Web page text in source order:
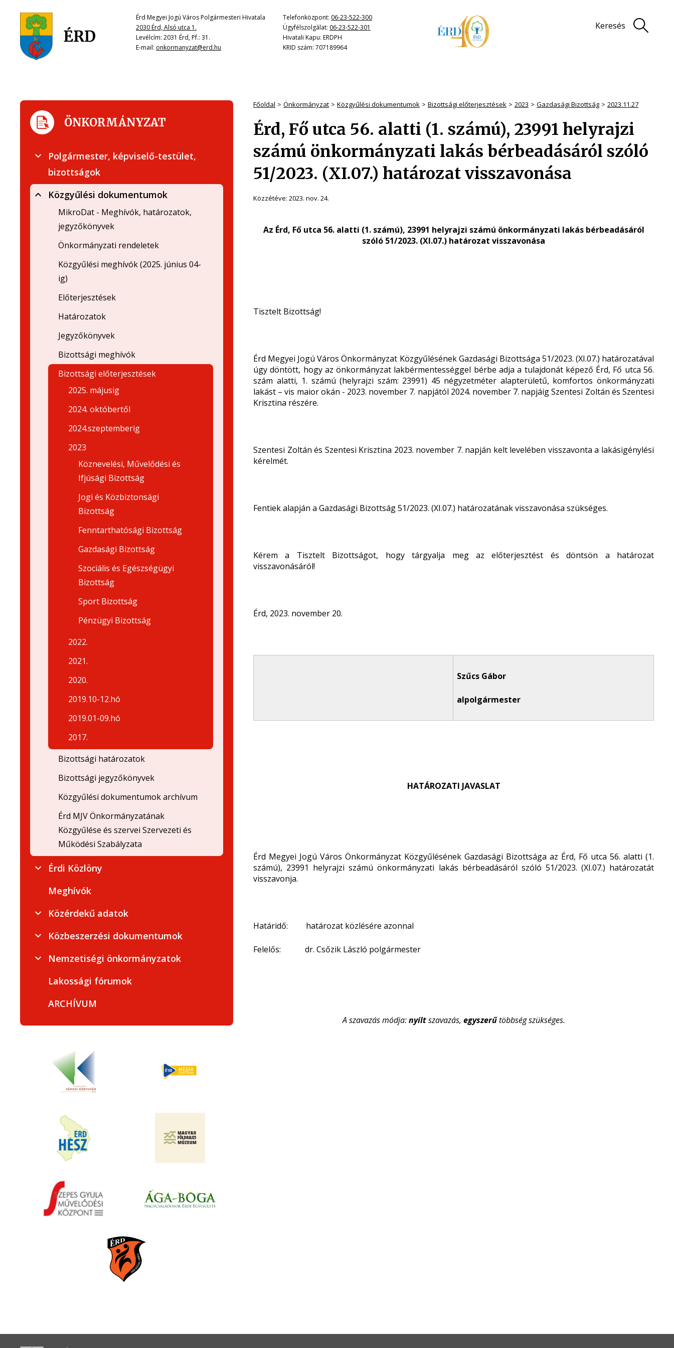
Érd Megyei Jogú Város Polgármesteri Hivatala
2030 Érd, Alsó utca 1.
Levélcím: 2031 Érd, Pf.: 31.
E-mail: onkormanyzat@erd.hu
Telefonközpont: 06-23-522-300
Ügyfélszolgálat: 06-23-522-301
Hivatali Kapu: ERDPH
KRID szám: 707189964
Keresés
Főoldal Önkormányzat Közgyűlési dokumentumok Bizottsági előterjesztések 2023 Gazdasági Bizottság 2023.11.27
Érd, Fő utca 56. alatti (1. számú), 23991 helyrajzi
számú önkormányzati lakás bérbeadásáról szóló
51/2023. (XI.07.) határozat visszavonása
Közzétéve: 2023. nov. 24.
Az Érd, Fő utca 56. alatti (1. számú), 23991 helyrajzi számú önkormányzati lakás bérbeadásáról
szóló 51/2023. (XI.07.) határozat visszavonása
Tisztelt Bizottság!
Érd Megyei Jogú Város Önkormányzat Közgyűlésének Gazdasági Bizottsága 51/2023. (XI.07.) határozatával
úgy döntött, hogy az önkormányzat lakbérmentességgel bérbe adja a tulajdonát képező Érd, Fő utca 56.
szám alatti, 1. számú (helyrajzi szám: 23991) 45 négyzetméter alapterületű, komfortos önkormányzati
lakást – vis maior okán - 2023. november 7. napjától 2024. november 7. napjáig Szentesi Zoltán és Szentesi
Krisztina részére.
Szentesi Zoltán és Szentesi Krisztina 2023. november 7. napján kelt levelében visszavonta a lakásigénylési
kérelmét.
Fentiek alapján a Gazdasági Bizottság 51/2023. (XI.07.) határozatának visszavonása szükséges.
Kérem a Tisztelt Bizottságot, hogy tárgyalja meg az előterjesztést és döntsön a határozat
visszavonásáról!
Érd, 2023. november 20.
Szűcs Gábor
alpolgármester
HATÁROZATI JAVASLAT
Érd Megyei Jogú Város Önkormányzat Közgyűlésének Gazdasági Bizottsága az Érd, Fő utca 56. alatti (1.
számú), 23991 helyrajzi számú önkormányzati lakás bérbeadásáról szóló 51/2023. (XI.07.) határozatát
visszavonja.
Határidő: határozat közlésére azonnal
Felelős: dr. Csőzik László polgármester
A szavazás módja:nyíltszavazás, egyszerűtöbbség szükséges.
ÖNKORMÁNYZAT
Polgármester, képviselő-testület,
bizottságok
Közgyűlési dokumentumok
MikroDat - Meghívók, határozatok,
jegyzőkönyvek
Önkormányzati rendeletek
Közgyűlési meghívók (2025. június 04-
ig)
Előterjesztések
Határozatok
Jegyzőkönyvek
Bizottsági meghívók
Bizottsági előterjesztések
2025. májusig
2024. októbertől
2024.szeptemberig
2023
Köznevelési, Művelődési és
Ifjúsági Bizottság
Jogi és Közbiztonsági
Bizottság
Fenntarthatósági Bizottság
Gazdasági Bizottság
Szociális és Egészségügyi
Bizottság
Sport Bizottság
Pénzügyi Bizottság
2022.
2021.
2020.
2019.10-12.hó
2019.01-09.hó
2017.
Bizottsági határozatok
Bizottsági jegyzőkönyvek
Közgyűlési dokumentumok archívum
Érd MJV Önkormányzatának
Közgyűlése és szervei Szervezeti és
Működési Szabályzata
Érdi Közlöny
Meghívók
Közérdekű adatok
Közbeszerzési dokumentumok
Nemzetiségi önkormányzatok
Lakossági fórumok
ARCHÍVUM